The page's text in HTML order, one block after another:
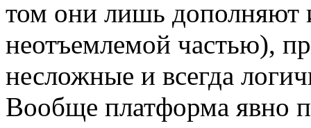
том они лишь дополняют
неотъемлемой частью),
несложные и всегда
Вообще платформа явно